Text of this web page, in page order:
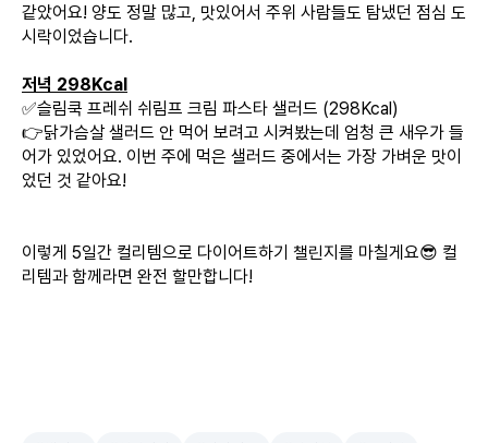
같았어요! 양도 정말 많고, 맛있어서 주위 사람들도 탐냈던 점심 도
시락이었습니다.
저녁 298Kcal
✅슬림쿡 프레쉬 쉬림프 크림 파스타 샐러드 (298Kcal)
👉닭가슴살 샐러드 안 먹어 보려고 시켜봤는데 엄청 큰 새우가 들
어가 있었어요. 이번 주에 먹은 샐러드 중에서는 가장 가벼운 맛이
었던 것 같아요!
이렇게 5일간 컬리템으로 다이어트하기 챌린지를 마칠게요😎 컬
리템과 함께라면 완전 할만합니다!